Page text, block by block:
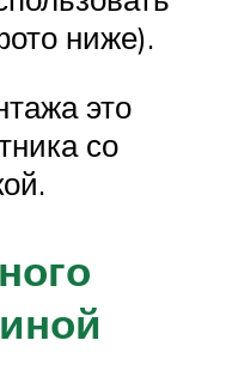
ниже).
это
со